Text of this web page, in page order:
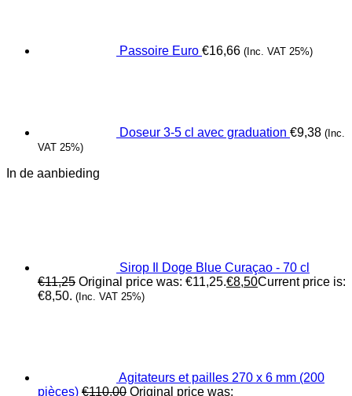
Passoire Euro €16,66 (Inc. VAT 25%)
Doseur 3-5 cl avec graduation €9,38 (Inc.
VAT 25%)
In de aanbieding
Sirop Il Doge Blue Curaçao - 70 cl
€11,25 Original price was: €11,25.€8,50Current price is:
€8,50. (Inc. VAT 25%)
Agitateurs et pailles 270 x 6 mm (200
pièces) €110,00 Original price was: